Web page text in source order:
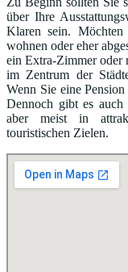
über Ihre
Klaren sein.
wohnen oder eher
ein Extra-Zimmer oder
im Zentrum der
Wenn Sie eine
Dennoch gibt es
aber meist in
touristischen Zielen.